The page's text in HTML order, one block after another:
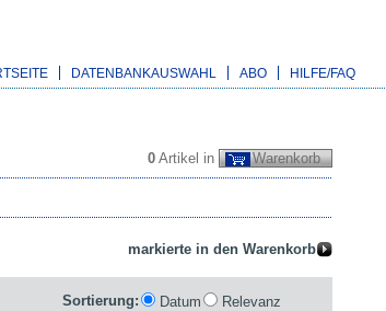
DATENBANKAUSWAHL ABO HILFE/FAQ
0 Artikel in Warenkorb
Sortierung: Datum
Relevanz